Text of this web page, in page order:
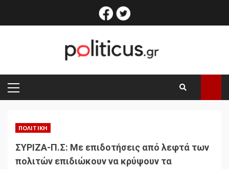
facebook
PRIMARY
MENU
ΠΟΛΙΤΙΚΉ
ΣΥΡΙΖΑ-Π.Σ: Με επιδοτήσεις από λεφτά των
πολιτών επιδιώκουν να κρύψουν τα